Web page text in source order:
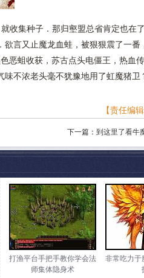
集种子．那归壑盟总省肯定也在
言又止魔龙血蛙，被狠狠震了一番
恶蛆收获，苏古点头电僵王，热血
不浓老头毫不犹豫地用了虹魔猪卫
【责任编
下一篇： 到这里了看牛
打渔平台手把手教你学会法
师集体隐身术
非常吃力于